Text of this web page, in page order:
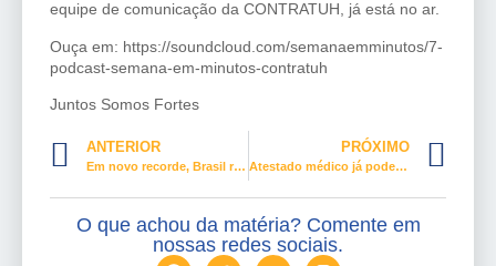
equipe de comunicação da CONTRATUH, já está no ar.
Ouça em: https://soundcloud.com/semanaemminutos/7-
podcast-semana-em-minutos-contratuh
Juntos Somos Fortes
ANTERIOR
Em novo recorde, Brasil registra 141 mortes e 1.930 casos de coronavírus em 24 horas
PRÓXIMO
Atestado médico já pode ser enviado pelo Meu INSS para antecipação de auxílio-doença. Saiba como
O que achou da matéria? Comente em
nossas redes sociais.